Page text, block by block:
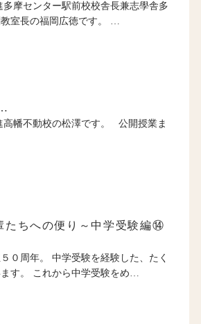
多摩センター駅前校校舎長兼志學舎多
室長の福岡広徳です。 …
高幡不動校の松澤です。 公開授業ま
たちへの便り～中学受験編⑭
０周年。 中学受験を経験した、たく
す。 これから中学受験をめ…